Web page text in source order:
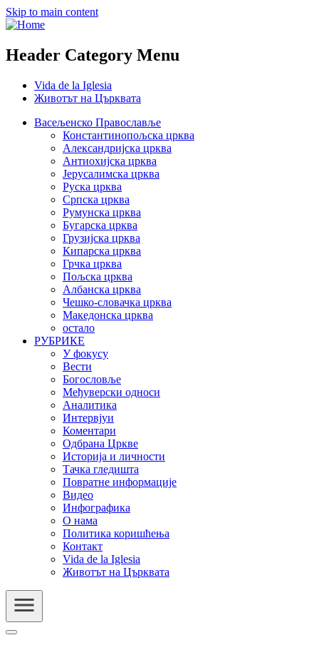
Skip to main content
Header Category Menu
Vida de la Iglesia
Животът на Църквата
Васељенско Православље
Константинопољска црква
Александријска црква
Антиохијска црква
Јерусалимска црква
Руска црква
Српска црква
Румунска црква
Бугарска црква
Грузијска црква
Кипарска црква
Грчка црква
Пољска црква
Албанска црква
Чешко-словачка црква
Македонска црква
остало
РУБРИКЕ
У фокусу
Вести
Богословље
Међуверски односи
Аналитика
Интервјуи
Коментари
Одбрана Цркве
Историја и личности
Тачка гледишта
Повратне информације
Видео
Инфографика
О нама
Политика коришћења
Контакт
Vida de la Iglesia
Животът на Църквата